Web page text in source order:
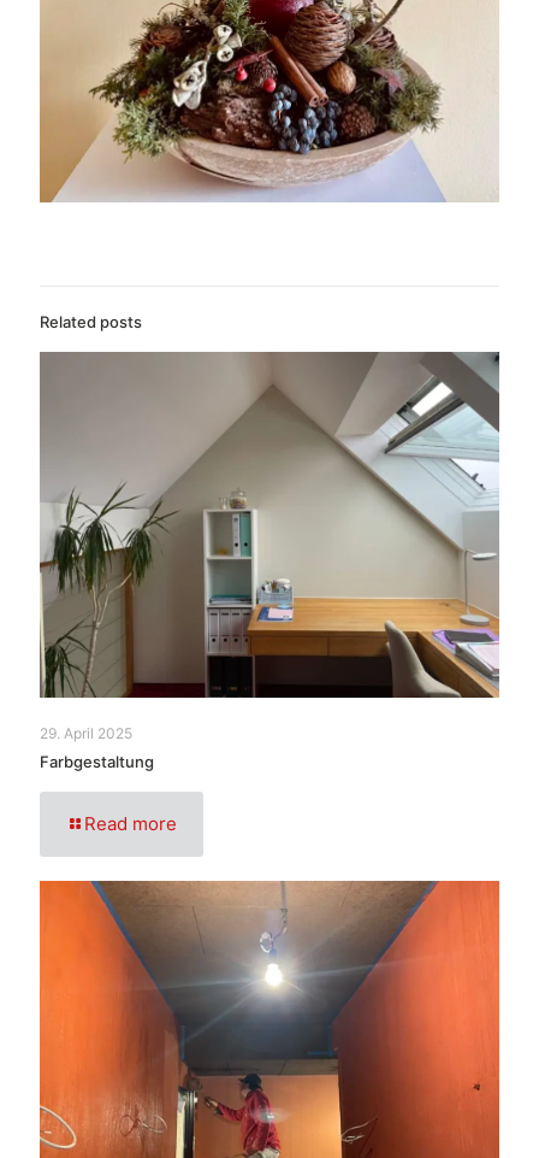
Related posts
29. April 2025
Farbgestaltung
Read more